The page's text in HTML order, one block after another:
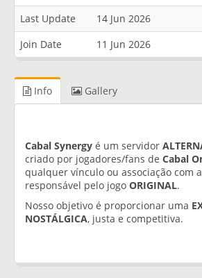
Last Update
14 Jun 2026
Join Date
11 Jun 2026
Info Gallery
Cabal Synergy é um servidor
criado por jogadores/fans de Cabal
qualquer vínculo ou associação com
responsável pelo jogo ORIGINAL.
Nosso objetivo é proporcionar uma
NOSTÁLGICA, justa e competitiva.